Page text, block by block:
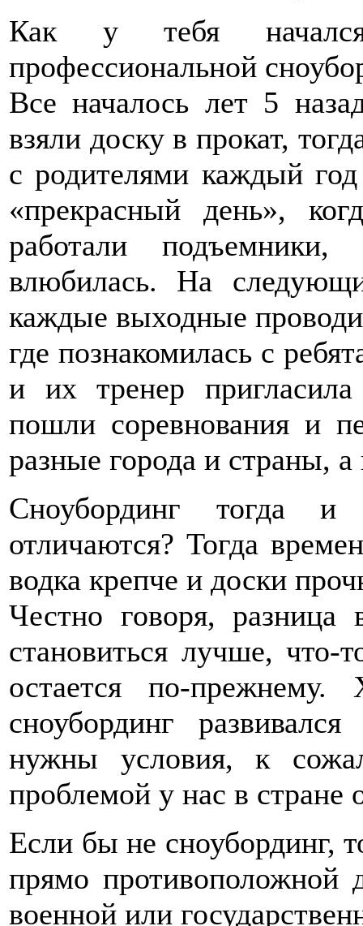
Как у тебя
профессиональной
Все началось лет 5
взяли доску в прокат,
с родителями каждый
«прекрасный день»,
работали
влюбилась. На
каждые выходные
где познакомилась с
и их тренер
пошли соревнования и
разные города и страны,
Сноубординг тогда и
отличаются? Тогда
водка крепче и доски
Честно говоря,
становиться лучше, что-
остается по-
сноубординг
нужны условия, к
проблемой у нас в стране
Если бы не сноубординг,
прямо противоположной
военной или